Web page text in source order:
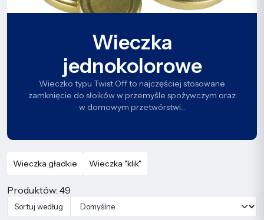
Wieczka
jednokolorowe
Wieczko typu Twist Off to najczęściej stosowane
zamknięcie do słoików w przemyśle spożywczym oraz
w domowym przetwórstwi...
Wieczka gładkie Wieczka "klik"
Produktów: 49
Sortuj według